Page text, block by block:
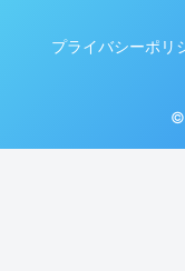
プライバシーポリ
©